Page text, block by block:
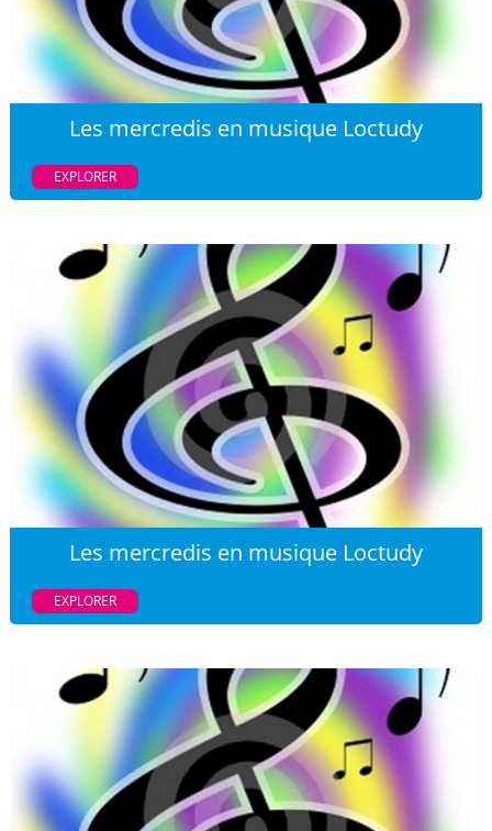
Les mercredis en musique Loctudy
EXPLORER
Les mercredis en musique Loctudy
EXPLORER